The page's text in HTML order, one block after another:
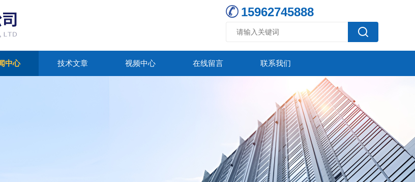
15962745888
中心 技术文章 视频中心 在线留言 联系我们